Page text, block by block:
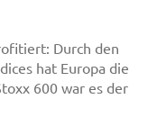
Durch den
hat Europa die
600 war es der